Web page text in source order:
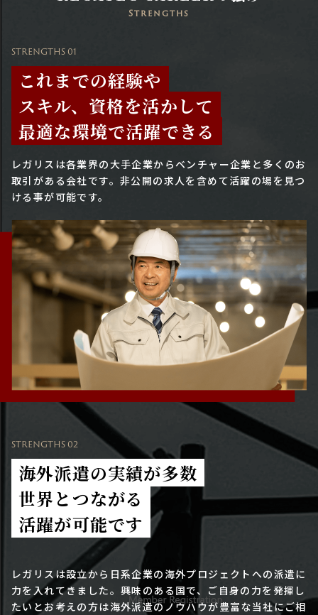
Strengths
STRENGTHS 01
これまでの経験や
スキル、資格を活かして
最適な環境で活躍できる
レガリスは各業界の大手企業からベンチャー企業と多くのお
取引がある会社です。 非公開の求人を含めて活躍の場を見つ
ける事が可能です。
STRENGTHS 02
海外派遣の実績が多数
世界とつながる
活躍が可能です
レガリスは設立から日系企業の海外プロジェクトへの派遣に
力を入れてきました。興味のある国で、ご自身の力を発揮し
たいとお考えの方は海外派遣のノウハウが豊富な当社にご相